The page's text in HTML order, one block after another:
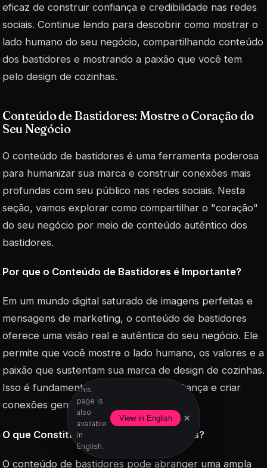
This
page is
also
available
in
English.
View in English ×
eficaz de construir confiança e credibilidade nas redes
sociais. Continue lendo para descobrir como mostrar o
lado humano do seu negócio, compartilhando conteúdo
dos bastidores e mostrando a paixão que você tem
pelo design de cozinhas.
Conteúdo de Bastidores: Mostre o Coração do
Seu Negócio
O conteúdo de bastidores é uma ferramenta poderosa
para humanizar sua marca e construir conexões mais
profundas com seu público nas redes sociais. Nesta
seção, vamos explorar como compartilhar o "coração"
do seu negócio por meio de conteúdo autêntico dos
bastidores.
Por que o Conteúdo de Bastidores é Importante?
Em um mundo digital saturado de imagens perfeitas e
mensagens de marketing, o conteúdo de bastidores
oferece uma visão real e autêntica do seu negócio. Ele
permite que você mostre o lado humano, os valores e a
paixão que sustentam sua marca de design de cozinhas.
Isso é fundamental para construir confiança e criar
conexões genuínas com seu público.
O que Constitui Conteúdo de Bastidores?
O conteúdo de bastidores pode abranger uma ampla